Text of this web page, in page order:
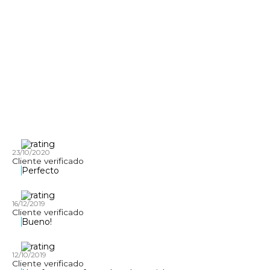
23/10/2020
Cliente verificado
Perfecto
16/12/2019
Cliente verificado
Bueno!
12/10/2019
Cliente verificado